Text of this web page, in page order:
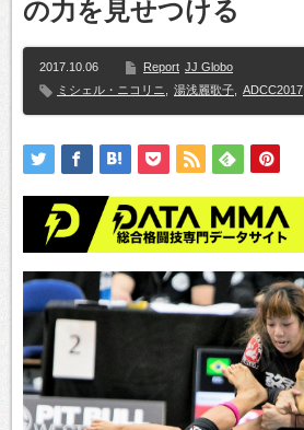
の力を見せつける
2017.10.06 Report JJ Globo
ミシェル・ニコリニ
湯浅麗歌子 ADCC2017